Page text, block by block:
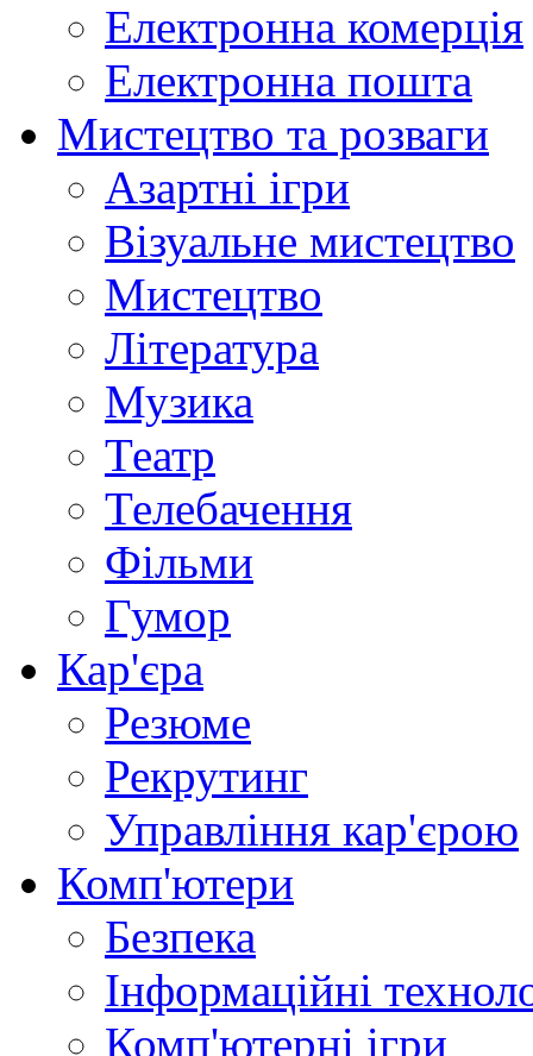
Електронна комерція
Електронна пошта
Мистецтво та розваги
Азартні ігри
Візуальне мистецтво
Мистецтво
Література
Музика
Театр
Телебачення
Фільми
Гумор
Кар'єра
Резюме
Рекрутинг
Управління кар'єрою
Комп'ютери
Безпека
Інформаційні
Комп'ютерні ігри